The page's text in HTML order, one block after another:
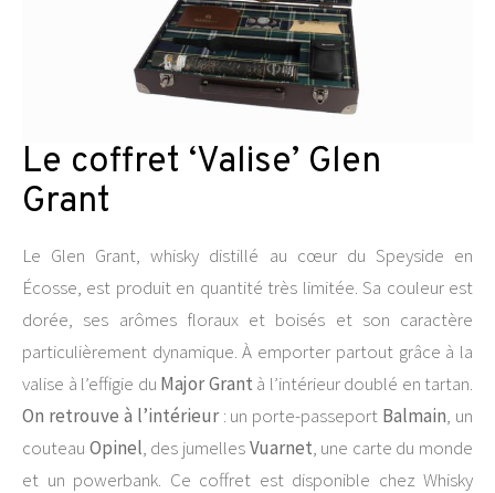
Le coffret ‘Valise’ Glen
Grant
Le Glen Grant, whisky distillé au cœur du Speyside en
Écosse, est produit en quantité très limitée. Sa couleur est
dorée, ses arômes floraux et boisés et son caractère
particulièrement dynamique. À emporter partout grâce à la
valise à l’effigie du Major Grant à l’intérieur doublé en tartan.
On retrouve à l’intérieur: un porte-passeport Balmain, un
couteau Opinel, des jumellesVuarnet, une carte du monde
et un powerbank. Ce coffret est disponible chez Whisky